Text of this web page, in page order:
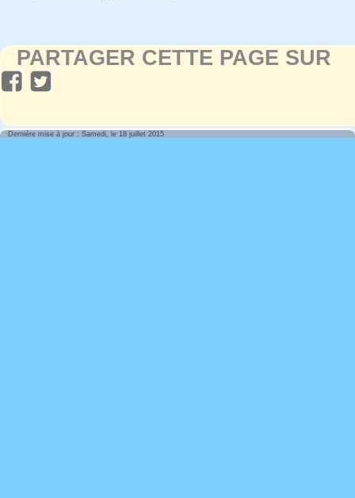
PARTAGER CETTE PAGE SUR
Dernière mise à jour : Samedi, le 18 juillet 2015